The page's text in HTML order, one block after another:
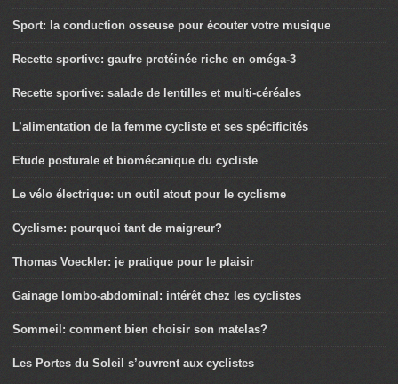
Sport: la conduction osseuse pour écouter votre musique
Recette sportive: gaufre protéinée riche en oméga-3
Recette sportive: salade de lentilles et multi-céréales
L’alimentation de la femme cycliste et ses spécificités
Etude posturale et biomécanique du cycliste
Le vélo électrique: un outil atout pour le cyclisme
Cyclisme: pourquoi tant de maigreur?
Thomas Voeckler: je pratique pour le plaisir
Gainage lombo-abdominal: intérêt chez les cyclistes
Sommeil: comment bien choisir son matelas?
Les Portes du Soleil s’ouvrent aux cyclistes